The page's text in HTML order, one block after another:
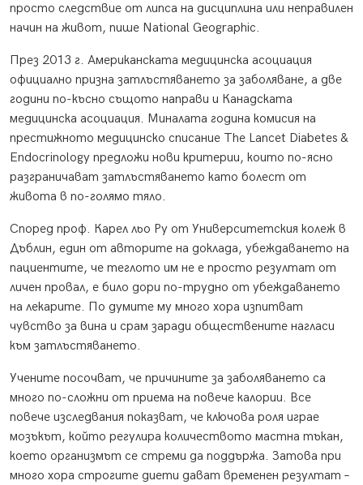
просто следствие от липса на дисциплина или неправилен
начин на живот, пише National Geographic.
През 2013 г. Американската медицинска асоциация
официално призна затлъстяването за заболяване, а две
години по-късно същото направи и Канадската
медицинска асоциация. Миналата година комисия на
престижното медицинско списание The Lancet Diabetes &
Endocrinology предложи нови критерии, които по-ясно
разграничават затлъстяването като болест от
живота в по-голямо тяло.
Според проф. Карел льо Ру от Университетския колеж в
Дъблин, един от авторите на доклада, убеждаването на
пациентите, че теглото им не е просто резултат от
личен провал, е било дори по-трудно от убеждаването
на лекарите. По думите му много хора изпитват
чувство за вина и срам заради обществените нагласи
към затлъстяването.
Учените посочват, че причините за заболяването са
много по-сложни от приема на повече калории. Все
повече изследвания показват, че ключова роля играе
мозъкът, който регулира количеството мастна тъкан,
което организмът се стреми да поддържа. Затова при
много хора строгите диети дават временен резултат –